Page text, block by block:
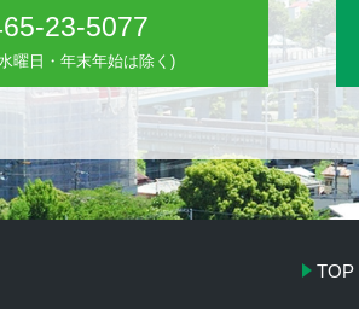
23-5077
曜日・年末年始は除く)
TOP